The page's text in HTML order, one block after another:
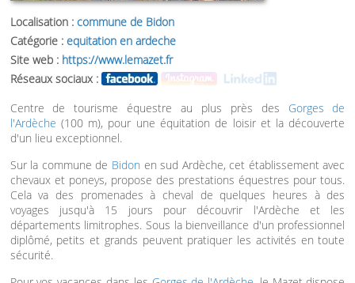
Localisation : commune de Bidon
Catégorie : equitation en ardeche
Site web : https://www.lemazet.fr
Réseaux sociaux :
Centre de tourisme équestre au plus près des Gorges de
l'Ardèche (100 m), pour une équitation de loisir et la découverte
d'un lieu exceptionnel.
Sur la commune de Bidon en sud Ardèche, cet établissement avec
chevaux et poneys, propose des prestations équestres pour tous.
Cela va des promenades à cheval de quelques heures à des
voyages jusqu'à 15 jours pour découvrir l'Ardèche et les
départements limitrophes. Sous la bienveillance d'un professionnel
diplômé, petits et grands peuvent pratiquer les activités en toute
sécurité.